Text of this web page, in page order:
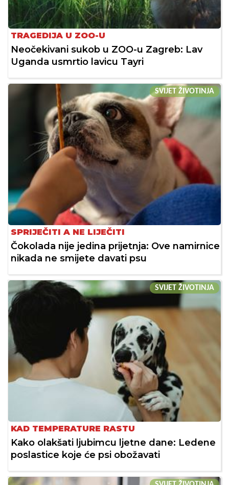
TRAGEDIJA U ZOO-U
Neočekivani sukob u ZOO-u Zagreb: Lav
Uganda usmrtio lavicu Tayri
SVIJET ŽIVOTINJA
SPRIJEČITI A NE LIJEČITI
Čokolada nije jedina prijetnja: Ove namirnice
nikada ne smijete davati psu
SVIJET ŽIVOTINJA
KAD TEMPERATURE RASTU
Kako olakšati ljubimcu ljetne dane: Ledene
poslastice koje će psi obožavati